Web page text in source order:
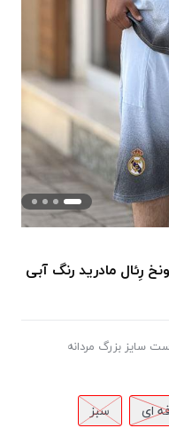
رِئال مادرید رنگ آبی
سایز بزرگ مردانه
ای
سبز